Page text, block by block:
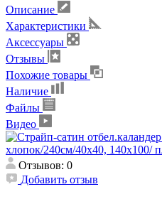
Описание
Характеристики
Аксессуары
Отзывы
Похожие товары
Наличие
Файлы
Видео
Отзывов: 0
Добавить отзыв